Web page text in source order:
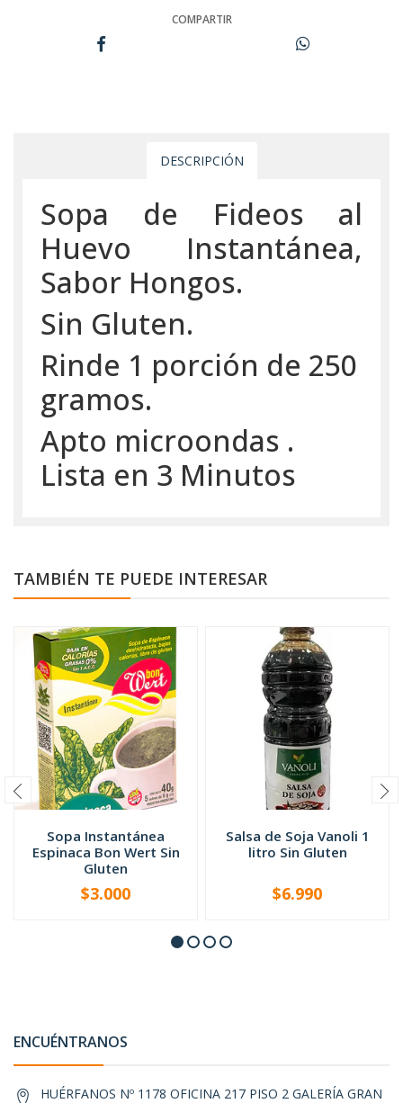
COMPARTIR
DESCRIPCIÓN
Sopa de Fideos al
Huevo Instantánea,
Sabor Hongos.
Sin Gluten.
Rinde 1 porción de 250
gramos.
Apto microondas .
Lista en 3 Minutos
TAMBIÉN TE PUEDE INTERESAR
Sopa Instantánea
Espinaca Bon Wert Sin
Gluten
+
$3.000
Salsa de Soja Vanoli 1
litro Sin Gluten
+
$6.990
ENCUÉNTRANOS
HUÉRFANOS Nº 1178 OFICINA 217 PISO 2 GALERÍA GRAN